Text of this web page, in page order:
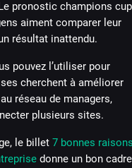
pronostic champions
aiment comparer leur
résultat inattendu.
pouvez l’utiliser pour
cherchent à améliorer
réseau de managers,
plusieurs sites.
le billet 7 bonnes
donne un bon cadre